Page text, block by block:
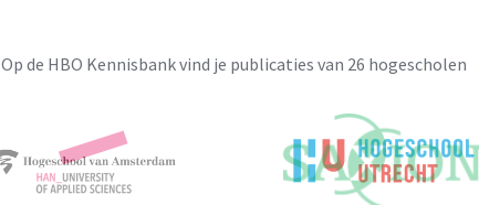
Op de HBO Kennisbank vind je publicaties van 26 hogescholen